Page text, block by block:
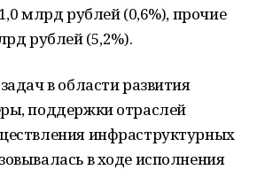
млрд рублей (0,6%), прочие
рублей (5,2%).
в области развития
поддержки отраслей
инфраструктурных
в ходе исполнения